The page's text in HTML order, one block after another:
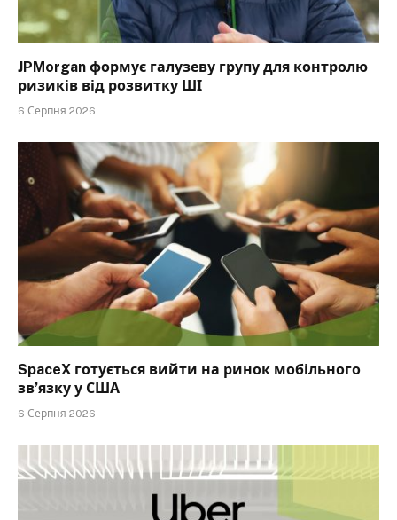
JPMorgan формує галузеву групу для контролю
ризиків від розвитку ШІ
6 Серпня 2026
SpaceX готується вийти на ринок мобільного
зв’язку у США
6 Серпня 2026